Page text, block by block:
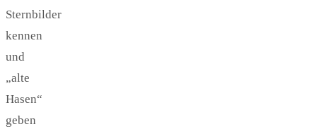
Sternbilder
kennen
und
„alte
Hasen“
geben